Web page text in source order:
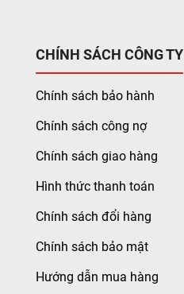
CHÍNH SÁCH CÔNG TY
Chính sách bảo hành
Chính sách công nợ
Chính sách giao hàng
Hình thức thanh toán
Chính sách đổi hàng
Chính sách bảo mật
Hướng dẫn mua hàng